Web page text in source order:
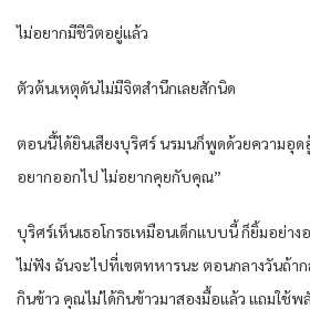
ไม่อยากมีชีวิตอยู่แล้ว
ตัวต้นเหตุดันไม่มีจิตสำนึกเลยสักนิด
ตอนนี้ได้ยินเสียงบุริศร์ นรมนก็พูดด้วยความอุ
อยากออกไป ไม่อยากคุยกับคุณ”
บุริศร์เห็นเธอโกรธเหมือนเด็กแบบนี้ ก็ยิ้มอย่าง
ไม่ฟัง ฉันจะไปที่เขตทหารนะ ตอนกลางวันถ้า
กินข้าว คุณไม่ได้กินข้าวมาสองมื้อแล้ว แถมใช้พ